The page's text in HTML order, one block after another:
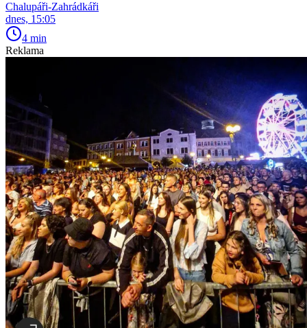
Chalupáři-Zahrádkáři
dnes, 15:05
4 min
Reklama